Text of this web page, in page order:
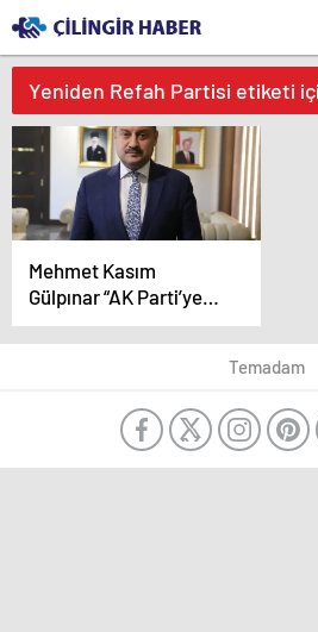
Yeniden Refah Partisi etiketi
Mehmet Kasım
Gülpınar “AK Parti’ye
katılacak” iddialarına
son noktayı koydu
Temadam